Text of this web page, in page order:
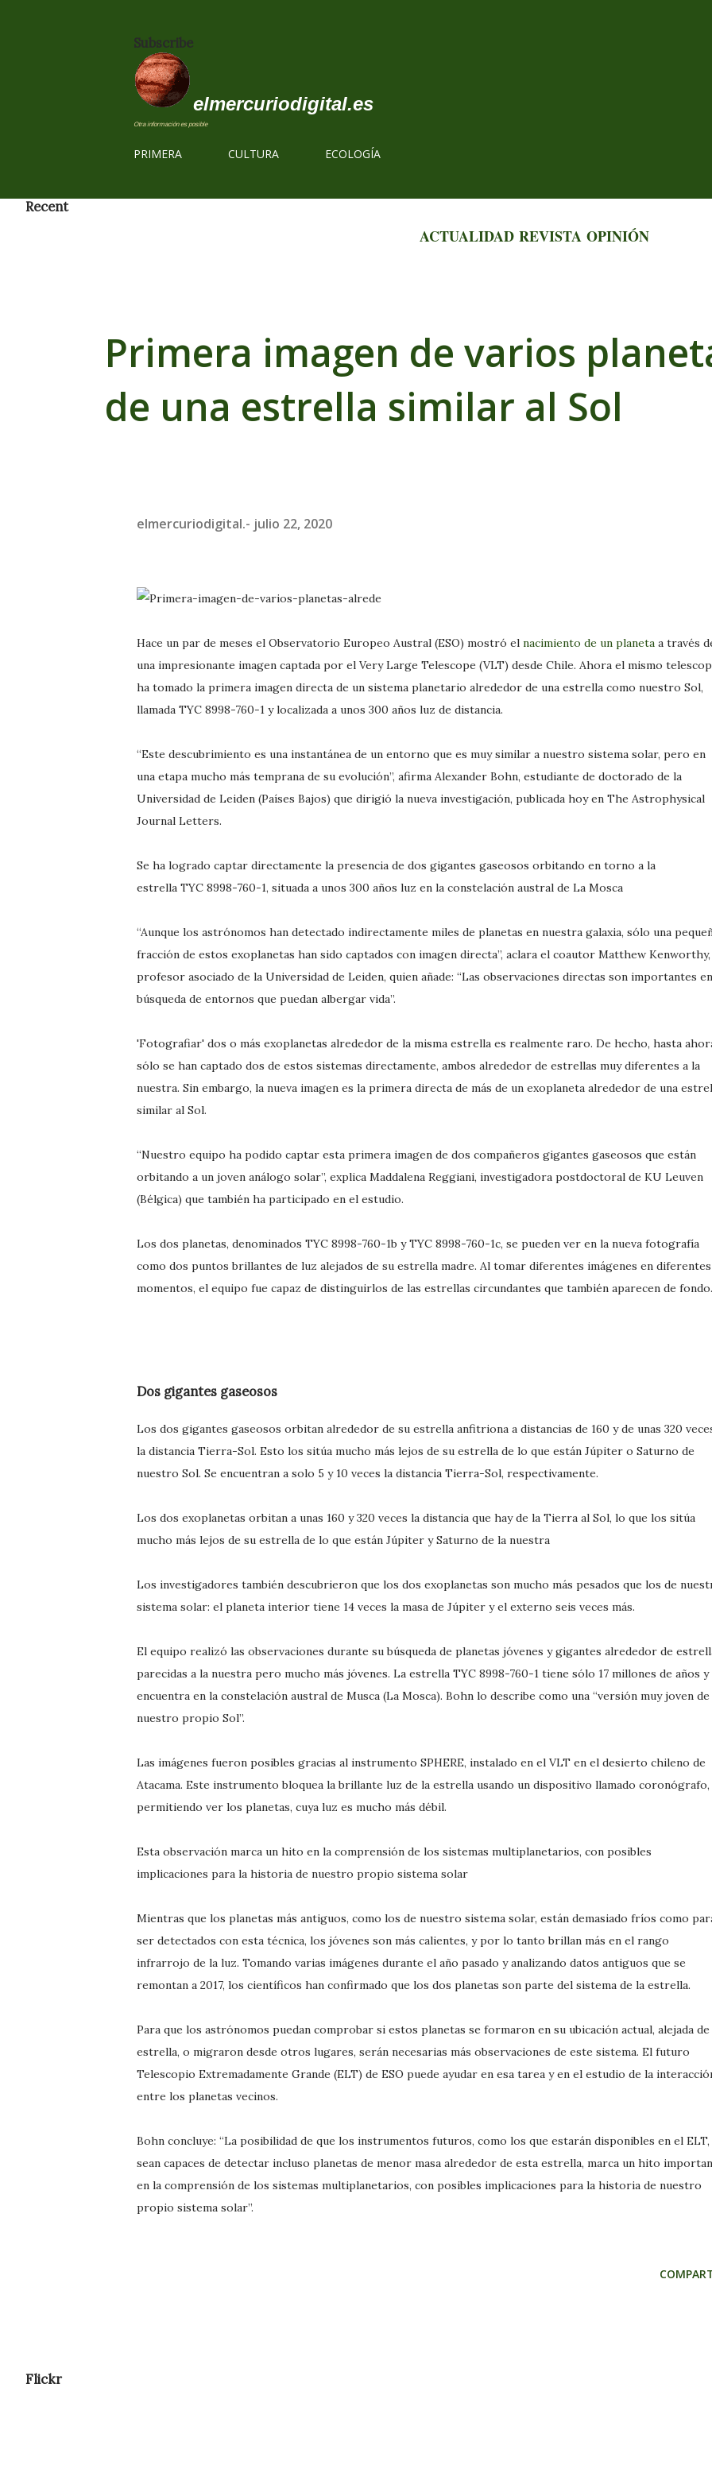
Subscribe
elmercuriodigital.es
Otra información es posible
PRIMERA CULTURA ECOLOGÍA
Recent
ACTUALIDAD REVISTA OPINIÓN
Primera imagen de varios
de una estrella similar al Sol
elmercuriodigital.- julio 22, 2020
Hace un par de meses el Observatorio Europeo Austral (ESO) mostró el nacimiento de un planeta a través
una impresionante imagen captada por el Very Large Telescope (VLT) desde Chile. Ahora el mismo
ha tomado la primera imagen directa de un sistema planetario alrededor de una estrella como nuestro Sol,
llamada TYC 8998-760-1 y localizada a unos 300 años luz de distancia.
“Este descubrimiento es una instantánea de un entorno que es muy similar a nuestro sistema solar, pero en
una etapa mucho más temprana de su evolución”, afirma Alexander Bohn, estudiante de doctorado de la
Universidad de Leiden (Países Bajos) que dirigió la nueva investigación, publicada hoy en The Astrophysical
Journal Letters.
Se ha logrado captar directamente la presencia de dos gigantes gaseosos orbitando en torno a la
estrella TYC 8998-760-1, situada a unos 300 años luz en la constelación austral de La Mosca
“Aunque los astrónomos han detectado indirectamente miles de planetas en nuestra galaxia, sólo una
fracción de estos exoplanetas han sido captados con imagen directa”, aclara el coautor Matthew Kenworthy,
profesor asociado de la Universidad de Leiden, quien añade: “Las observaciones directas son importantes
búsqueda de entornos que puedan albergar vida”.
'Fotografiar' dos o más exoplanetas alrededor de la misma estrella es realmente raro. De hecho, hasta
sólo se han captado dos de estos sistemas directamente, ambos alrededor de estrellas muy diferentes a la
nuestra. Sin embargo, la nueva imagen es la primera directa de más de un exoplaneta alrededor de una
similar al Sol.
“Nuestro equipo ha podido captar esta primera imagen de dos compañeros gigantes gaseosos que están
orbitando a un joven análogo solar”, explica Maddalena Reggiani, investigadora postdoctoral de KU Leuven
(Bélgica) que también ha participado en el estudio.
Los dos planetas, denominados TYC 8998-760-1b y TYC 8998-760-1c, se pueden ver en la nueva fotografía
como dos puntos brillantes de luz alejados de su estrella madre. Al tomar diferentes imágenes en diferentes
momentos, el equipo fue capaz de distinguirlos de las estrellas circundantes que también aparecen de fondo.
Dos gigantes gaseosos
Los dos gigantes gaseosos orbitan alrededor de su estrella anfitriona a distancias de 160 y de unas 320
la distancia Tierra-Sol. Esto los sitúa mucho más lejos de su estrella de lo que están Júpiter o Saturno de
nuestro Sol. Se encuentran a solo 5 y 10 veces la distancia Tierra-Sol, respectivamente.
Los dos exoplanetas orbitan a unas 160 y 320 veces la distancia que hay de la Tierra al Sol, lo que los sitúa
mucho más lejos de su estrella de lo que están Júpiter y Saturno de la nuestra
Los investigadores también descubrieron que los dos exoplanetas son mucho más pesados que los de
sistema solar: el planeta interior tiene 14 veces la masa de Júpiter y el externo seis veces más.
El equipo realizó las observaciones durante su búsqueda de planetas jóvenes y gigantes alrededor de
parecidas a la nuestra pero mucho más jóvenes. La estrella TYC 8998-760-1 tiene sólo 17 millones de años y
encuentra en la constelación austral de Musca (La Mosca). Bohn lo describe como una “versión muy joven de
nuestro propio Sol”.
Las imágenes fueron posibles gracias al instrumento SPHERE, instalado en el VLT en el desierto chileno de
Atacama. Este instrumento bloquea la brillante luz de la estrella usando un dispositivo llamado coronógrafo,
permitiendo ver los planetas, cuya luz es mucho más débil.
Esta observación marca un hito en la comprensión de los sistemas multiplanetarios, con posibles
implicaciones para la historia de nuestro propio sistema solar
Mientras que los planetas más antiguos, como los de nuestro sistema solar, están demasiado fríos como
ser detectados con esta técnica, los jóvenes son más calientes, y por lo tanto brillan más en el rango
infrarrojo de la luz. Tomando varias imágenes durante el año pasado y analizando datos antiguos que se
remontan a 2017, los científicos han confirmado que los dos planetas son parte del sistema de la estrella.
Para que los astrónomos puedan comprobar si estos planetas se formaron en su ubicación actual, alejada de
estrella, o migraron desde otros lugares, serán necesarias más observaciones de este sistema. El futuro
Telescopio Extremadamente Grande (ELT) de ESO puede ayudar en esa tarea y en el estudio de la
entre los planetas vecinos.
Bohn concluye: “La posibilidad de que los instrumentos futuros, como los que estarán disponibles en el ELT,
sean capaces de detectar incluso planetas de menor masa alrededor de esta estrella, marca un hito
en la comprensión de los sistemas multiplanetarios, con posibles implicaciones para la historia de nuestro
propio sistema solar”.
Flickr